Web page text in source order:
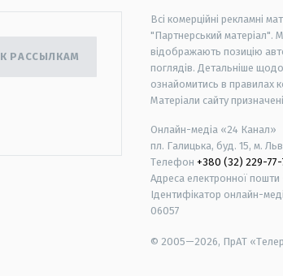
К РАССЫЛКАМ
Всі комерційні рекламні
"Партнерський матеріал".
відображають позицію
поглядів. Детальніше
ознайомитись в правилах
Матеріали сайту
Онлайн-медіа «24 Канал»
пл. Галицька, буд. 15, м.
Телефон +380 (32) 229-77-
Адреса електронної
Ідентифікатор онлайн-
06057
© 2005—2026, ПрАТ